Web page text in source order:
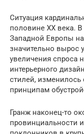
Ситуация
половине ХХ века.
Западной Европы
значительно вырос
увеличения спроса
интерьерного
стилей,
принципам
Гранж наконец-то
провинциальности